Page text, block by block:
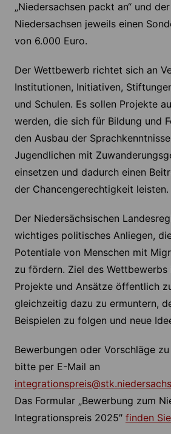
„Niedersachsen packt an“ und
Niedersachsen jeweils einen
von 6.000 Euro.
Der Wettbewerb richtet sich an
Institutionen, Initiativen,
und Schulen. Es sollen Projekte
werden, die sich für Bildung und
den Ausbau der
Jugendlichen mit
einsetzen und dadurch einen
der Chancengerechtigkeit leisten.
Der Niedersächsischen
wichtiges politisches Anliegen,
Potentiale von Menschen mit
zu fördern. Ziel des Wettbewerbs
Projekte und Ansätze öffentlich
gleichzeitig dazu zu ermuntern,
Beispielen zu folgen und neue
Bewerbungen oder Vorschläge
bitte per E-Mail an
Das Formular „Bewerbung zum
Integrationspreis 2025″ finden